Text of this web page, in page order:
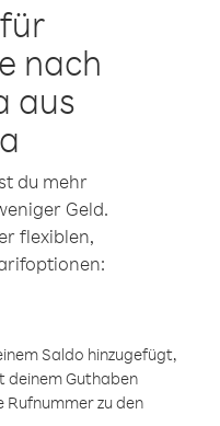
nach
aus
du mehr
Geld.
flexiblen,
Saldo hinzugefügt,
deinem Guthaben
Rufnummer zu den